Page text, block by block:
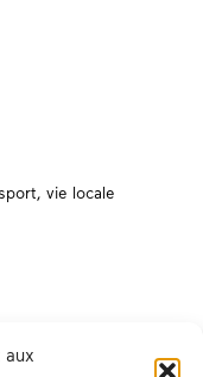
aux
sport, vie locale